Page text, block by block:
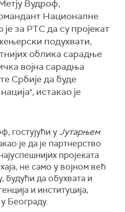
Вудроф,
Националне
је за РТС да су пројекат
подухвати,
облика сарадње
војна сарадња
Србије да буде
истакао је
гостујући у Јутарњем
је да је партнерство
пројеката
не само у војном већ
да обухвата и
и институција,
Београду.